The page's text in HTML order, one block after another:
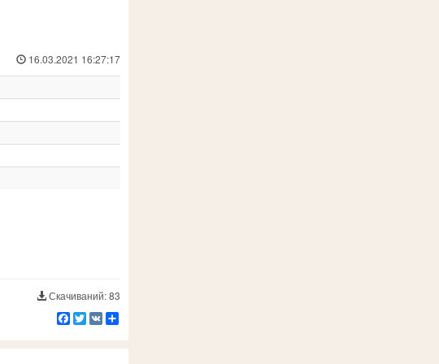
16.03.2021 16:27:17
Скачиваний: 83
Facebook
Twitter
VK